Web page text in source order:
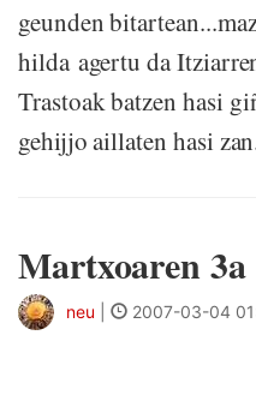
geunden
hilda agertu da
Trastoak batzen hasi
gehijjo aillaten hasi
Martxoaren 3a
neu 2007-03-04